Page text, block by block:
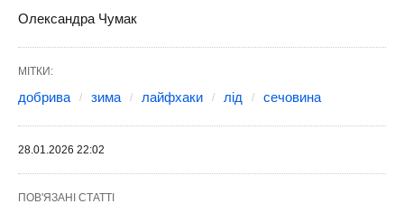
Олександра Чумак
МІТКИ:
добрива зима лайфхаки лід сечовина
28.01.2026 22:02
ПОВ'ЯЗАНІ СТАТТІ